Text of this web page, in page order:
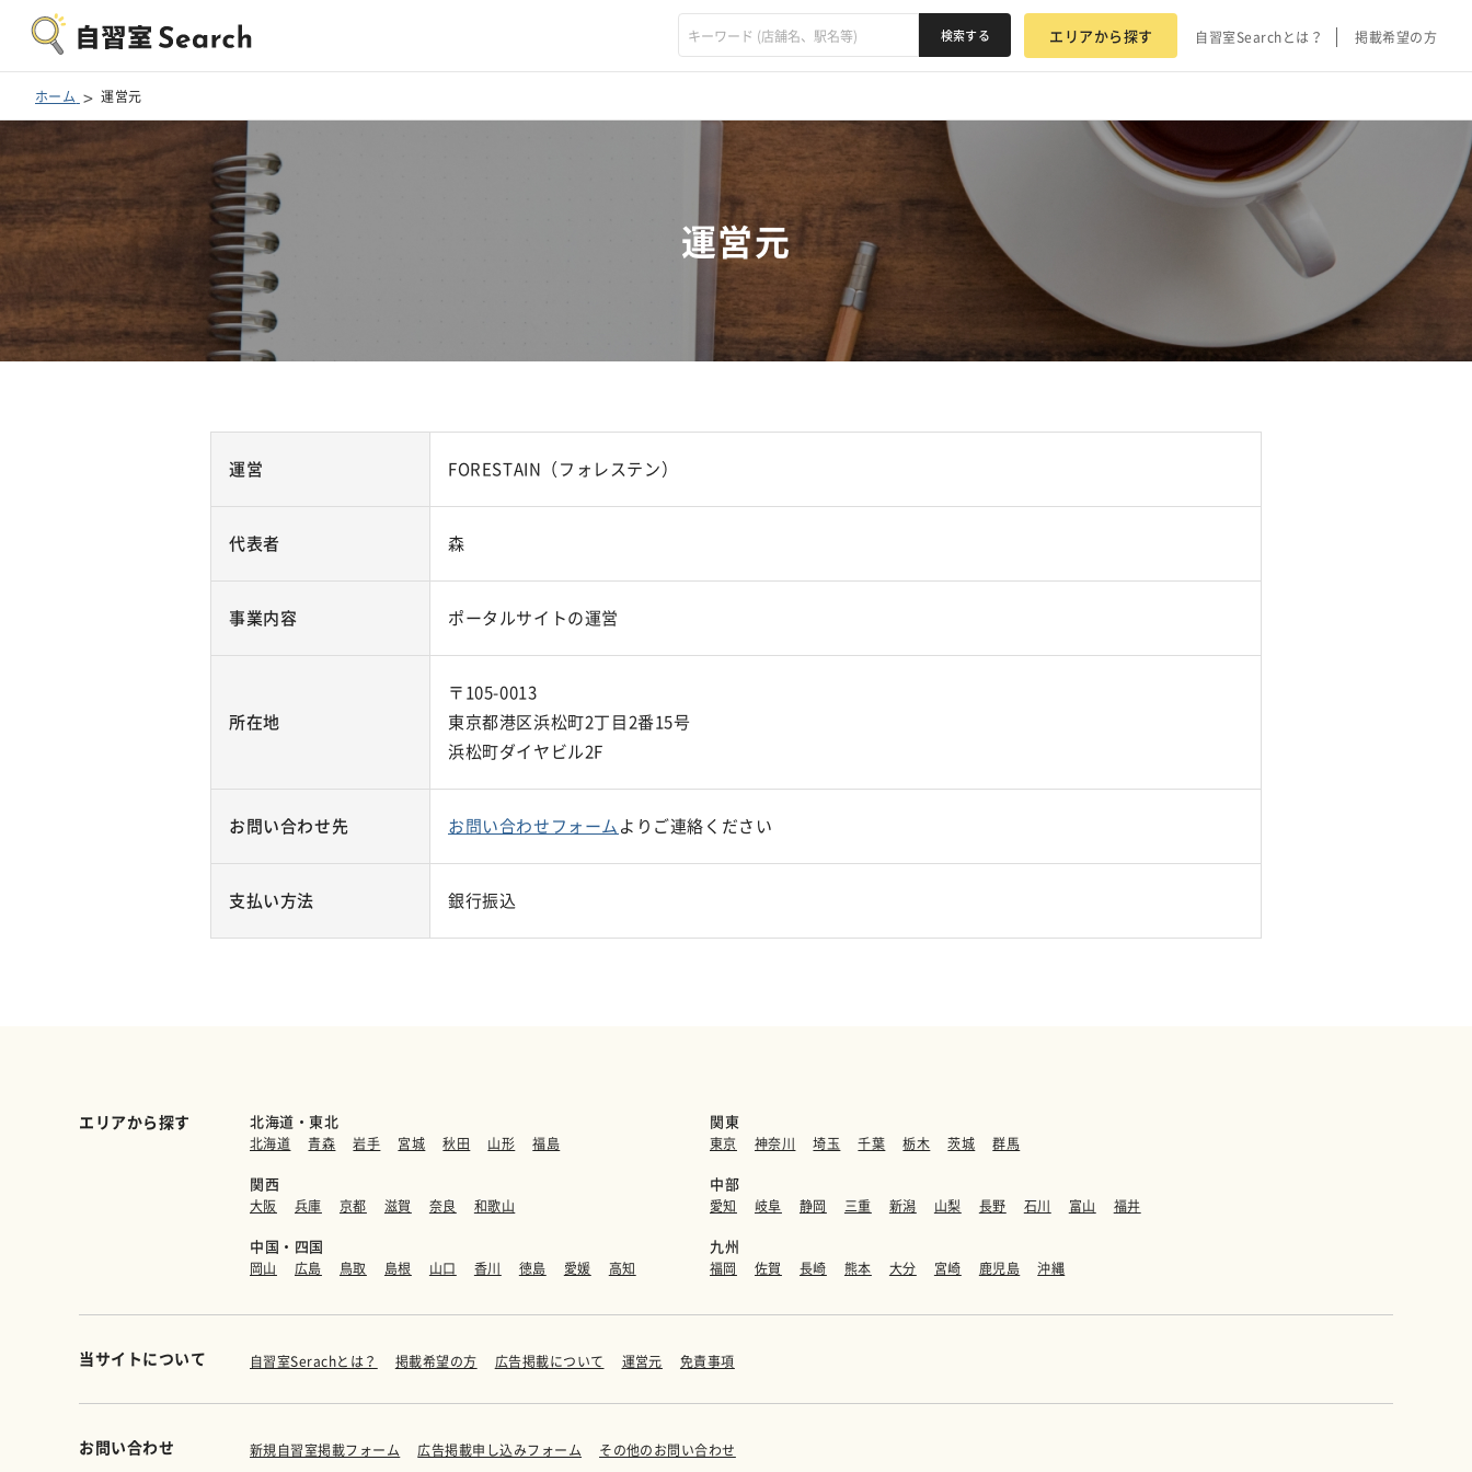
エリアから探す 自習室Searchとは？ 掲載希望の方
ホーム 運営元
運営元
運営 FORESTAIN（フォレステン）
代表者 森
事業内容 ポータルサイトの運営
所在地
〒105-0013
東京都港区浜松町2丁目2番15号
浜松町ダイヤビル2F
お問い合わせ先 お問い合わせフォームよりご連絡ください
支払い方法 銀行振込
エリアから探す 北海道・東北
北海道 青森 岩手 宮城 秋田 山形 福島
関東
東京 神奈川 埼玉 千葉 栃木 茨城 群馬
関西
大阪 兵庫 京都 滋賀 奈良 和歌山
中部
愛知 岐阜 静岡 三重 新潟 山梨 長野 石川 富山 福井
中国・四国
岡山 広島 鳥取 島根 山口 香川 徳島 愛媛 高知
九州
福岡 佐賀 長崎 熊本 大分 宮崎 鹿児島 沖縄
当サイトについて 自習室Serachとは？ 掲載希望の方 広告掲載について 運営元 免責事項
お問い合わせ 新規自習室掲載フォーム 広告掲載申し込みフォーム その他のお問い合わせ